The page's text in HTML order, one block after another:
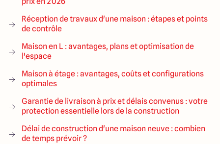
Réception de travaux d'une maison : étapes et points
de contrôle
Maison en L : avantages, plans et optimisation de
l'espace
Maison à étage : avantages, coûts et configurations
optimales
Garantie de livraison à prix et délais convenus : votre
protection essentielle lors de la construction
Délai de construction d'une maison neuve : combien
de temps prévoir ?